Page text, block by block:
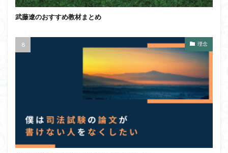
武藤遼のおすすめ教材まとめ
理念